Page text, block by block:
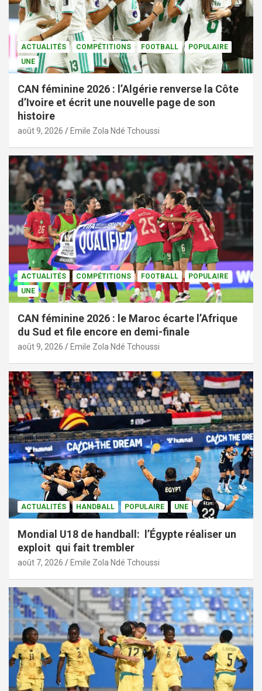
ACTUALITÉS COMPÉTITIONS FOOTBALL
POPULAIRE
UNE
CAN féminine 2026 : l’Algérie renverse la Côte
d’Ivoire et écrit une nouvelle page de son
histoire
août 9, 2026 Emile Zola Ndé Tchoussi
ACTUALITÉS COMPÉTITIONS FOOTBALL
POPULAIRE
UNE
CAN féminine 2026 : le Maroc écarte l’Afrique
du Sud et file encore en demi-finale
août 9, 2026 Emile Zola Ndé Tchoussi
ACTUALITÉS HANDBALL POPULAIRE UNE
Mondial U18 de handball: l’Égypte réaliser un
exploit qui fait trembler
août 7, 2026 Emile Zola Ndé Tchoussi